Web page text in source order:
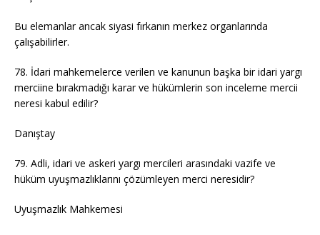
Bu elemanlar ancak siyasi fırkanın merkez organlarında
çalışabilirler.
78. İdari mahkemelerce verilen ve kanunun başka bir idari yargı
merciine bırakmadığı karar ve hükümlerin son inceleme mercii
neresi kabul edilir?
Danıştay
79. Adli, idari ve askeri yargı mercileri arasındaki vazife ve
hüküm uyuşmazlıklarını çözümleyen merci neresidir?
Uyuşmazlık Mahkemesi